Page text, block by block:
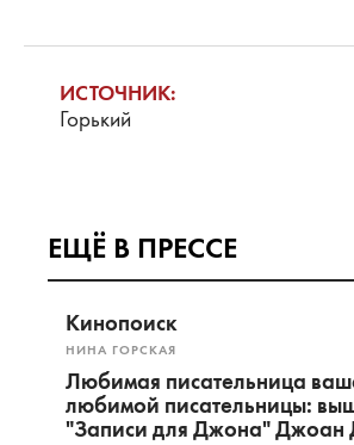
ИСТОЧНИК:
Горький
ЕЩЁ В ПРЕССЕ
Кинопоиск
НИНА ГОРСКАЯ
Любимая писательница
любимой писательницы:
"Записи для Джона" Джоан